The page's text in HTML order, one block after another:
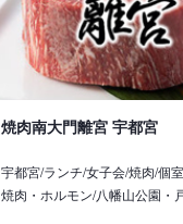
焼肉南大門離宮 宇都宮
宇都宮/ランチ/女子会/焼肉/個
焼肉・ホルモン/八幡山公園・